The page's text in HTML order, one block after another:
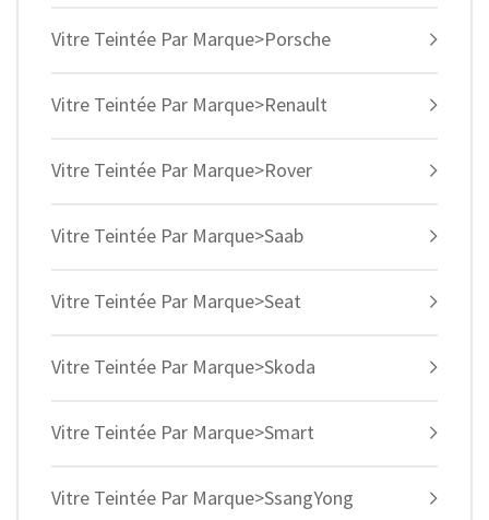
Vitre Teintée Par Marque>Porsche
Vitre Teintée Par Marque>Renault
Vitre Teintée Par Marque>Rover
Vitre Teintée Par Marque>Saab
Vitre Teintée Par Marque>Seat
Vitre Teintée Par Marque>Skoda
Vitre Teintée Par Marque>Smart
Vitre Teintée Par Marque>SsangYong